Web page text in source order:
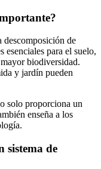
descomposición de
esenciales para el suelo,
biodiversidad.
y jardín pueden
solo proporciona un
enseña a los
sistema de